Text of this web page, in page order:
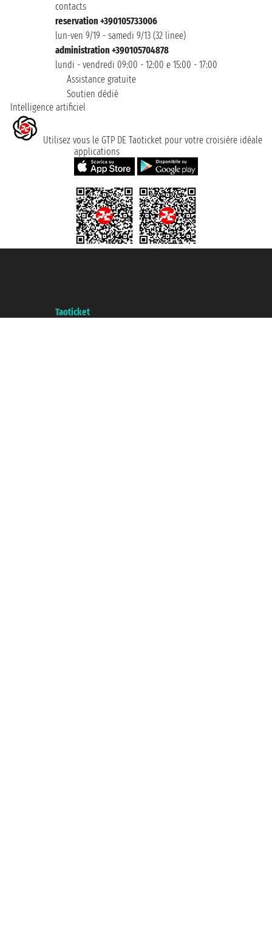
contacts
reservation +390105733006
lun-ven 9/19 - samedi 9/13 (32 linee)
administration +390105704878
lundi - vendredi 09:00 - 12:00 e 15:00 - 17:00
Assistance gratuite
Soutien dédié
Intelligence artificiel
Utilisez vous le GTP DE Taoticket pour votre croisière idéale
applications
Taoticket